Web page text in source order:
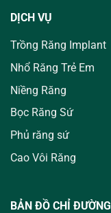
DỊCH VỤ
Trồng Răng Implant
Nhổ Răng Trẻ Em
Niềng Răng
Bọc Răng Sứ
Phủ răng sứ
Cao Vôi Răng
BẢN ĐỒ CHỈ ĐƯỜNG